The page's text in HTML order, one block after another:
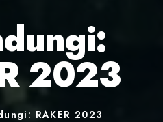
2023
RAKER 2023